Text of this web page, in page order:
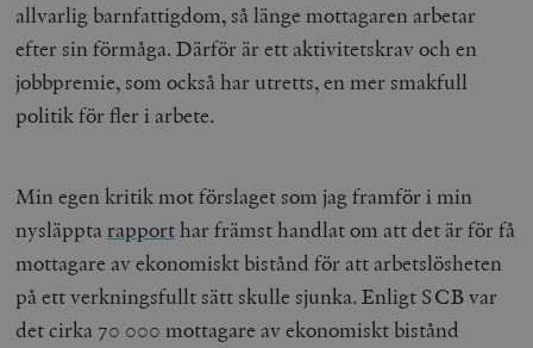
allvarlig barnfattigdom, så länge mottagaren arbetar
efter sin förmåga. Därför är ett aktivitetskrav och en
jobbpremie, som också har utretts, en mer smakfull
politik för fler i arbete.
Min egen kritik mot förslaget som jag framför i min
nysläpptarapporthar främst handlat om att det är för få
mottagare av ekonomiskt bistånd för att arbetslösheten
på ett verkningsfullt sätt skulle sjunka. Enligt SCB var
det cirka 70 000 mottagare av ekonomiskt bistånd